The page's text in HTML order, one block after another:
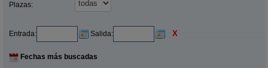
Plazas:
Entrada: Salida: X
Fechas más buscadas